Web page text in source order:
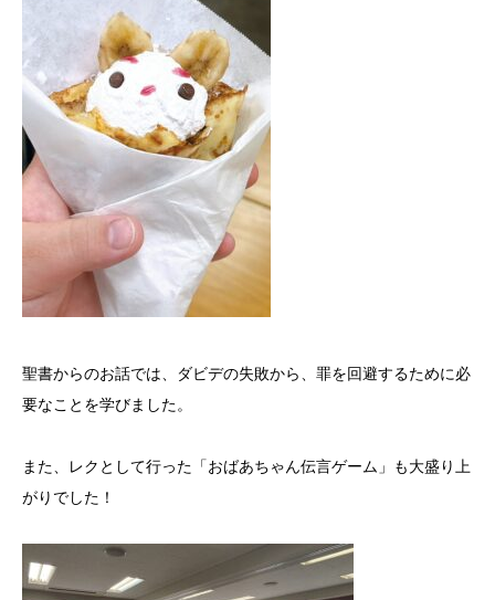
聖書からのお話では、ダビデの失敗から、罪を回避するために必
要なことを学びました。
また、レクとして行った「おばあちゃん伝言ゲーム」も大盛り上
がりでした！